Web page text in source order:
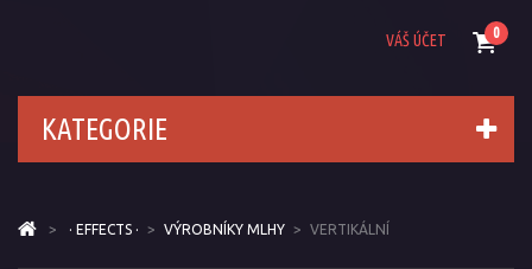
0
VÁŠ ÚČET
KATEGORIE
> · EFFECTS · > VÝROBNÍKY MLHY > VERTIKÁLNÍ